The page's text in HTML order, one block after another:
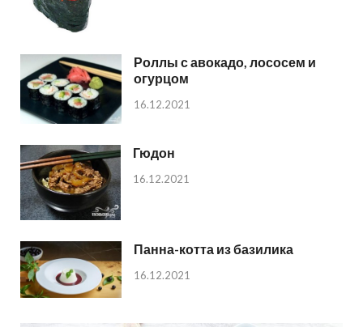
Роллы с авокадо, лососем и
огурцом
16.12.2021
Гюдон
16.12.2021
Панна-котта из базилика
16.12.2021